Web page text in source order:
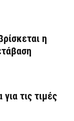
η
τις τιμές